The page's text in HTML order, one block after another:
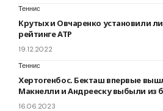
Теннис
Крутых и Овчаренко установили
рейтинге ATP
19.12.2022
Теннис
Хертогенбос. Бекташ впервые
Макнелли и Андрееску выбыли из
16.06.2023